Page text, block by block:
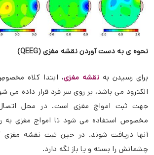
نحوه ی به دست آوردن نقشه مغزی (QEEG)
برای رسیدن بهنقشه مغزی، ابتدا کلاه
الکترود می باشد، بر روی سر فرد قرار داده می
جهت ثبت امواج مغزی است. در محل اتصال
مخصوص استفاده می شود تا امواج مغزی به
آنها دریافت شوند. در حین ثبت نقشه مغزی
چشمانش را بسته و یا باز نگه دارد.